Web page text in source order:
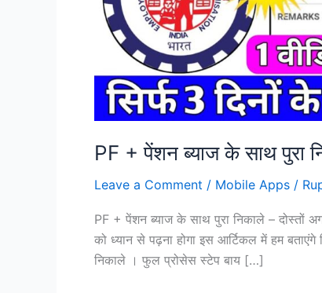
PF + पेंशन ब्याज के साथ
Leave a Comment / Mobile Apps /
PF + पेंशन ब्याज के साथ पुरा निकाले –
को ध्यान से पढ़ना होगा इस आर्टिकल में हम
निकाले । फुल प्रोसेस स्टेप बाय […]